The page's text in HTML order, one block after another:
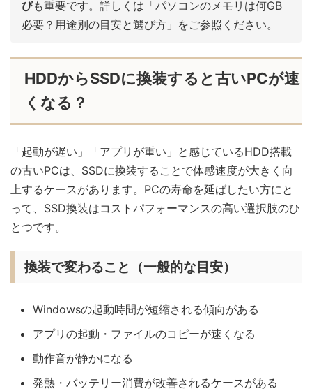
びも重要です。詳しくは「パソコンのメモリは何GB
必要？用途別の目安と選び方」をご参照ください。
HDDからSSDに換装すると古いPCが速
くなる？
「起動が遅い」「アプリが重い」と感じているHDD搭載
の古いPCは、SSDに換装することで体感速度が大きく向
上するケースがあります。PCの寿命を延ばしたい方にと
って、SSD換装はコストパフォーマンスの高い選択肢のひ
とつです。
換装で変わること（一般的な目安）
Windowsの起動時間が短縮される傾向がある
アプリの起動・ファイルのコピーが速くなる
動作音が静かになる
発熱・バッテリー消費が改善されるケースがある